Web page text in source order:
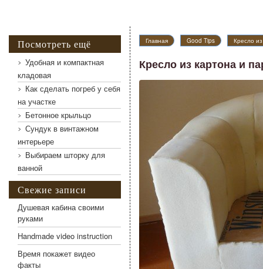
Главная Good Tips Кресло
Кресло из картона и
Посмотреть ещё
Удобная и компактная
кладовая
Как сделать погреб у себя
на участке
Бетонное крыльцо
Сундук в винтажном
интерьере
Выбираем шторку для
ванной
Свежие записи
Душевая кабина своими
руками
Handmade video instruction
Время покажет видео
факты